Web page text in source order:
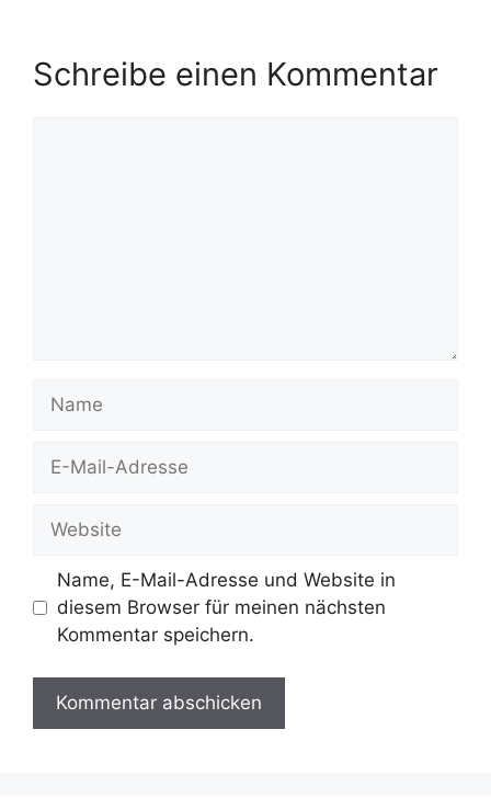
Schreibe einen Kommentar
Name
Website
Name, E-Mail-Adresse und Website in
diesem Browser für meinen nächsten
Kommentar speichern.